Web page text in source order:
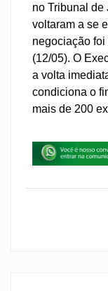
no Tribunal de
voltaram a se
negociação foi
(12/05). O
a volta
condiciona o
mais de 200